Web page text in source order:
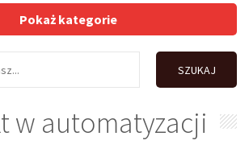
Pokaż kategorie
SZUKAJ
w automatyzacji